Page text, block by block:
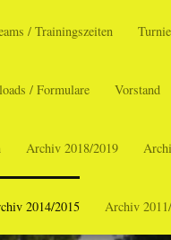
/ Trainingszeiten
/ Formulare Vorstand
Archiv 2018/2019
2014/2015 Archiv